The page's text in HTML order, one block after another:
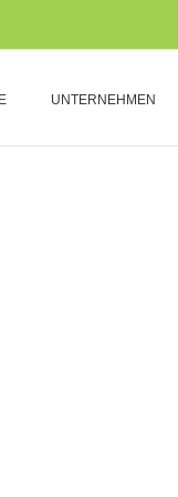
UNTERNEHMEN